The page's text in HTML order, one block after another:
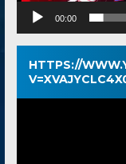
00:00
HTTPS://
Pemutar